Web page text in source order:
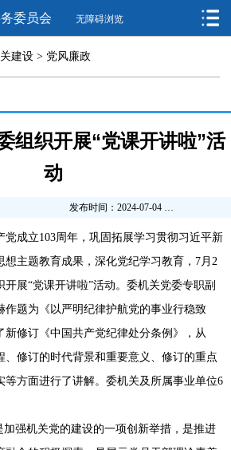
委员会 无障碍浏览
建设 > 党风廉政
组织开展“党课开讲啦”活
动
发布时间：2024-07-04 14:40:16
党成立103周年， 巩固拓展学习贯彻习近平新
主题教育成果，深化党纪学习教育， 7月2
开展“党课开讲啦”活动。委机关党委专职副
作题为《以严明纪律护航党的事业行稳致
新修订《中国共产党纪律处分条例》，从
、修订的时代背景和重要意义、修订的重点
等方面进行了讲解。委机关及所属事业单位6
加强机关党的建设的一项创新举措，是推进